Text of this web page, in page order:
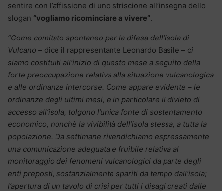
sentire con l’affissione di uno striscione all’insegna dello
slogan “vogliamo ricominciare a vivere”.
“Come comitato spontaneo per la difesa dell’isola di
Vulcano – dice il rappresentante Leonardo Basile – ci
siamo costituiti all’inizio di questo mese a seguito della
forte preoccupazione relativa alla situazione vulcanologica
e alle ordinanze intercorse. Come appare evidente – le
ordinanze degli ultimi mesi, e in particolare il divieto di
accesso all’isola, tolgono l’unica fonte di sostentamento
economico, nonchè la vivibilità dell’isola stessa, a tutta la
popolazione. Da settimane rivendichiamo espressamente
una comunicazione adeguata e fruibile relativa al
monitoraggio dei fenomeni vulcanologici da parte degli
enti preposti, sostanzialmente spariti da tempo dall’isola;
l’apertura di un tavolo di crisi per tutti i disagi creati dalle